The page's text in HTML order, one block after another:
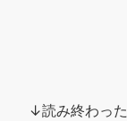
↓読み終わっ